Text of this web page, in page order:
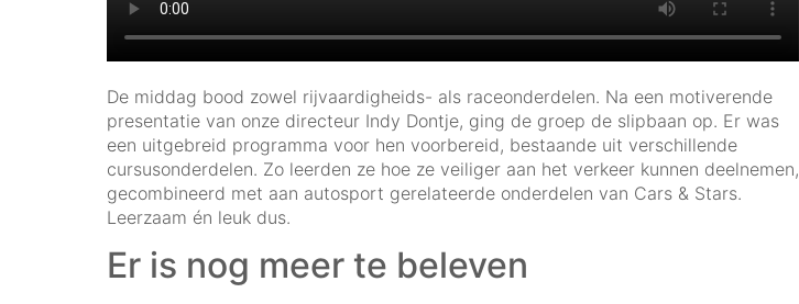
De middag bood zowel rijvaardigheids- als raceonderdelen. Na een motiverende
presentatie van onze directeur Indy Dontje, ging de groep de slipbaan op. Er was
een uitgebreid programma voor hen voorbereid, bestaande uit verschillende
cursusonderdelen. Zo leerden ze hoe ze veiliger aan het verkeer kunnen deelnemen,
gecombineerd met aan autosport gerelateerde onderdelen van Cars & Stars.
Leerzaam én leuk dus.
Er is nog meer te beleven